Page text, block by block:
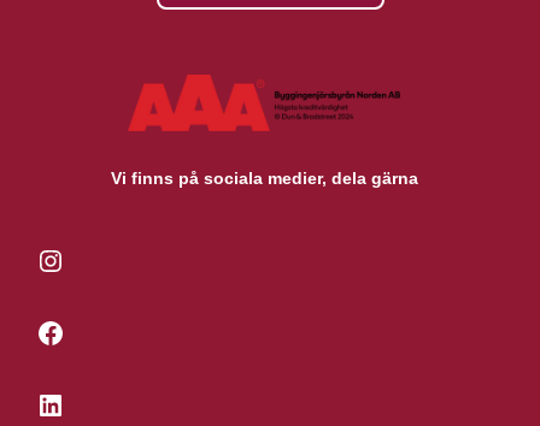
Vi finns på sociala medier, dela gärna
Instagram
Facebook
LinkedIn